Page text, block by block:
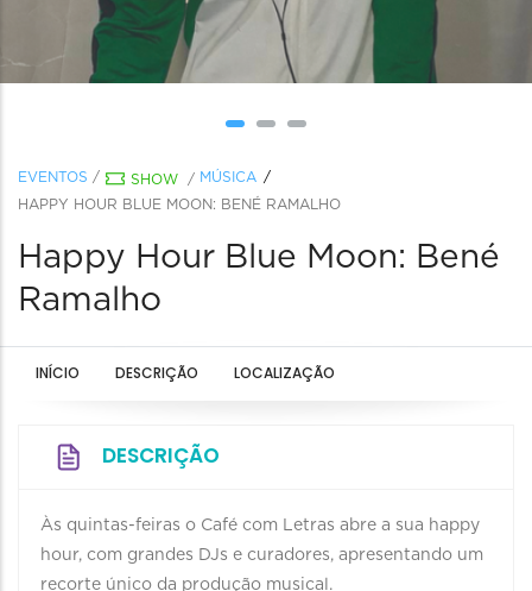
EVENTOS / SHOW / MÚSICA
HAPPY HOUR BLUE MOON: BENÉ RAMALHO
Happy Hour Blue Moon: Bené
Ramalho
INÍCIO DESCRIÇÃO LOCALIZAÇÃO
DESCRIÇÃO
Às quintas-feiras o Café com Letras abre a sua happy
hour, com grandes DJs e curadores, apresentando um
recorte único da produção musical.